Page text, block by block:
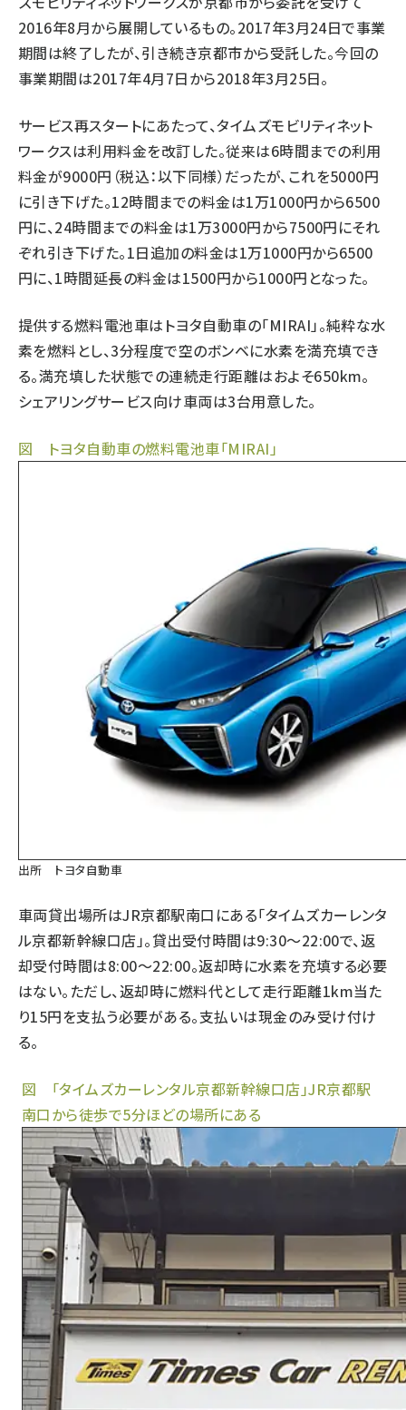
2016年8月から展開しているもの。2017年3月24日で事業
期間は終了したが、引き続き京都市から受託した。今回の
事業期間は2017年4月7日から2018年3月25日。
サービス再スタートにあたって、タイムズモビリティネット
ワークスは利用料金を改訂した。従来は6時間までの利用
料金が9000円（税込：以下同様）だったが、これを5000円
に引き下げた。12時間までの料金は1万1000円から6500
円に、24時間までの料金は1万3000円から7500円にそれ
ぞれ引き下げた。1日追加の料金は1万1000円から6500
円に、1時間延長の料金は1500円から1000円となった。
提供する燃料電池車はトヨタ自動車の「MIRAI」。純粋な水
素を燃料とし、3分程度で空のボンベに水素を満充填でき
る。満充填した状態での連続走行距離はおよそ650km。
シェアリングサービス向け車両は3台用意した。
図 トヨタ自動車の燃料電池車「MIRAI」
出所 トヨタ自動車
車両貸出場所はJR京都駅南口にある「タイムズカーレンタ
ル京都新幹線口店」。貸出受付時間は9:30～22:00で、返
却受付時間は8:00～22:00。返却時に水素を充填する必要
はない。ただし、返却時に燃料代として走行距離1km当た
り15円を支払う必要がある。支払いは現金のみ受け付け
る。
図 「タイムズカーレンタル京都新幹線口店」JR京都駅
南口から徒歩で5分ほどの場所にある